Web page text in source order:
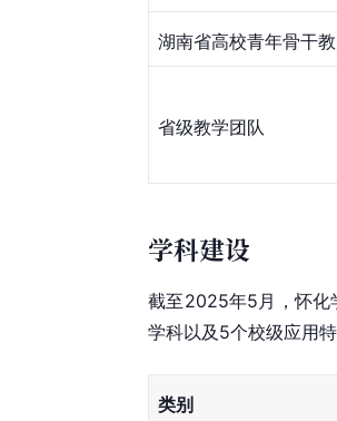
湖南省高校青年骨干
省级教学团队
学科建设
截至2025年5月，怀化
学科以及5个校级应用
类别